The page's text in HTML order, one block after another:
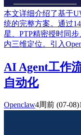
本文详细介绍了基于
统的完整方案。通过
星、PTP精密授时同
内三维定位。引入
AI Agent工作
自动化
Openclaw4周前 (07-08)